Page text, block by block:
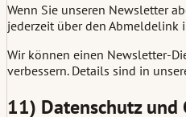
Wenn Sie unseren Newsletter
jederzeit über den Abmeldelink
Wir können einen Newsletter-
verbessern. Details sind in
11) Datenschutz und